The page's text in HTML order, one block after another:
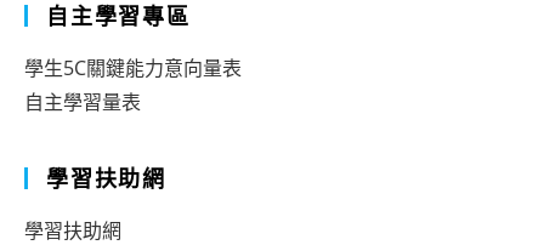
自主學習專區
學生5C關鍵能力意向量表
自主學習量表
學習扶助網
學習扶助網